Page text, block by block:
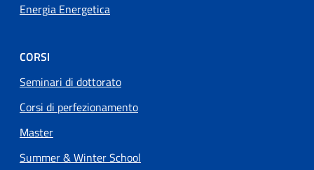
Energia Energetica
CORSI
Seminari di dottorato
Corsi di perfezionamento
Master
Summer & Winter School